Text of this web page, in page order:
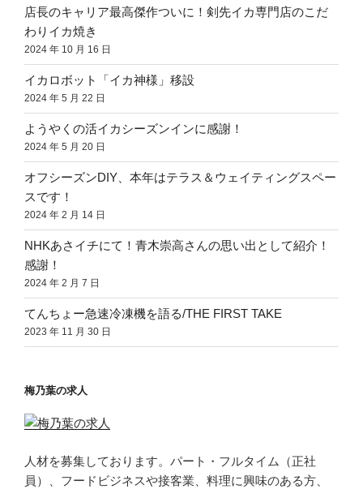
店長のキャリア最高傑作ついに！剣先イカ専門店のこだ
わりイカ焼き
2024 年 10 月 16 日
イカロボット「イカ神様」移設
2024 年 5 月 22 日
ようやくの活イカシーズンインに感謝！
2024 年 5 月 20 日
オフシーズンDIY、本年はテラス＆ウェイティングスペー
スです！
2024 年 2 月 14 日
NHKあさイチにて！青木崇高さんの思い出として紹介！
感謝！
2024 年 2 月 7 日
てんちょー急速冷凍機を語る/THE FIRST TAKE
2023 年 11 月 30 日
梅乃葉の求人
人材を募集しております。パート・フルタイム（正社
員）、フードビジネスや接客業、料理に興味のある方、